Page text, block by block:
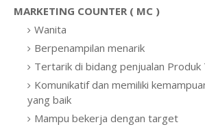
MARKETING COUNTER ( MC )
Wanita
Berpenampilan menarik
Tertarik di bidang penjualan Produk
Komunikatif dan memiliki
yang baik
Mampu bekerja dengan target